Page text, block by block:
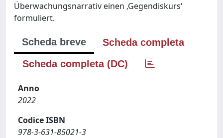
Überwachungsnarrativ einen ‚Gegendiskurs‘
formuliert.
Scheda breve
Scheda completa
Scheda completa (DC)
Anno
2022
Codice ISBN
978-3-631-85021-3